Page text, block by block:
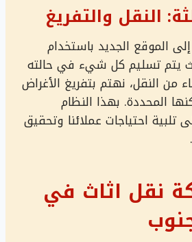
النقل والتفريغ
الموقع الجديد باستخدام
يتم تسليم كل شيء في حالته
من النقل، نهتم بتفريغ الأغراض
المحددة. بهذا النظام
تلبية احتياجات عملائنا وتحقيق
نقل اثاث في